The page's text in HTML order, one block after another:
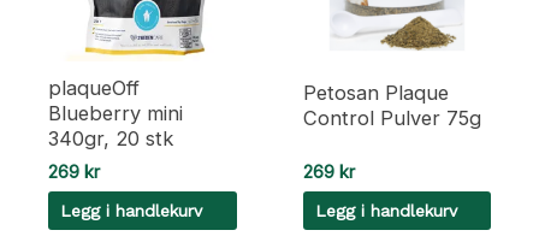
plaqueOff
Blueberry mini
340gr, 20 stk
269 kr
Legg i handlekurv
Petosan Plaque
Control Pulver 75g
269 kr
Legg i handlekurv